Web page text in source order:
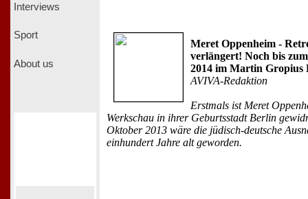
Interviews
Sport
About us
Meret Oppenheim -
verlängert! Noch bis
2014 im Martin Gropius
AVIVA-Redaktion
Erstmals ist Meret
Werkschau in ihrer Geburtsstadt Berlin
Oktober 2013 wäre die jüdisch-deutsche
einhundert Jahre alt geworden.